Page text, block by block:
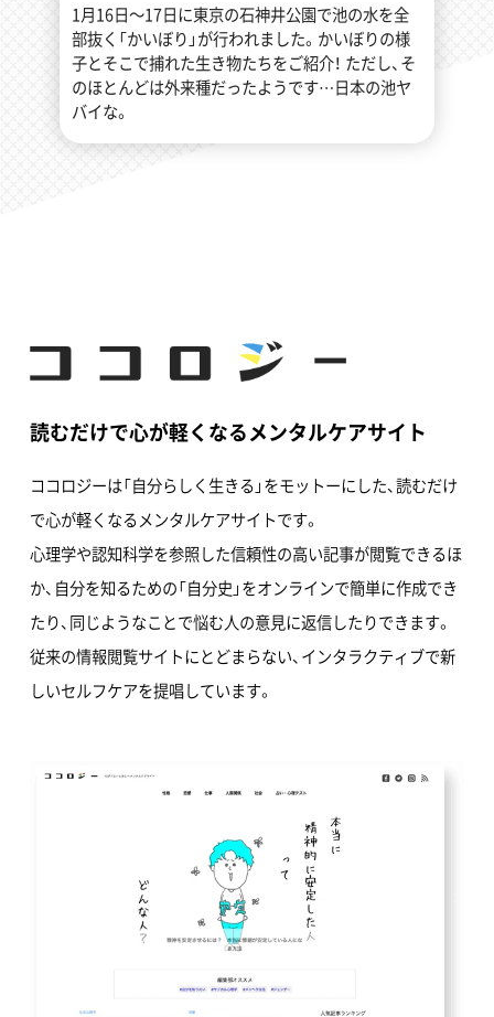
1月16日〜17日に東京の石神井公園で池の水を全
部抜く「かいぼり」が行われました。かいぼりの様
子とそこで捕れた生き物たちをご紹介！ ただし、そ
のほとんどは外来種だったようです…日本の池ヤ
バイな。
読むだけで心が軽くなるメンタルケアサイト
ココロジーは「自分らしく生きる」をモットーにした、読むだけ
で心が軽くなるメンタルケアサイトです。
心理学や認知科学を参照した信頼性の高い記事が閲覧できるほ
か、自分を知るための「自分史」をオンラインで簡単に作成でき
たり、同じようなことで悩む人の意見に返信したりできます。
従来の情報閲覧サイトにとどまらない、インタラクティブで新
しいセルフケアを提唱しています。